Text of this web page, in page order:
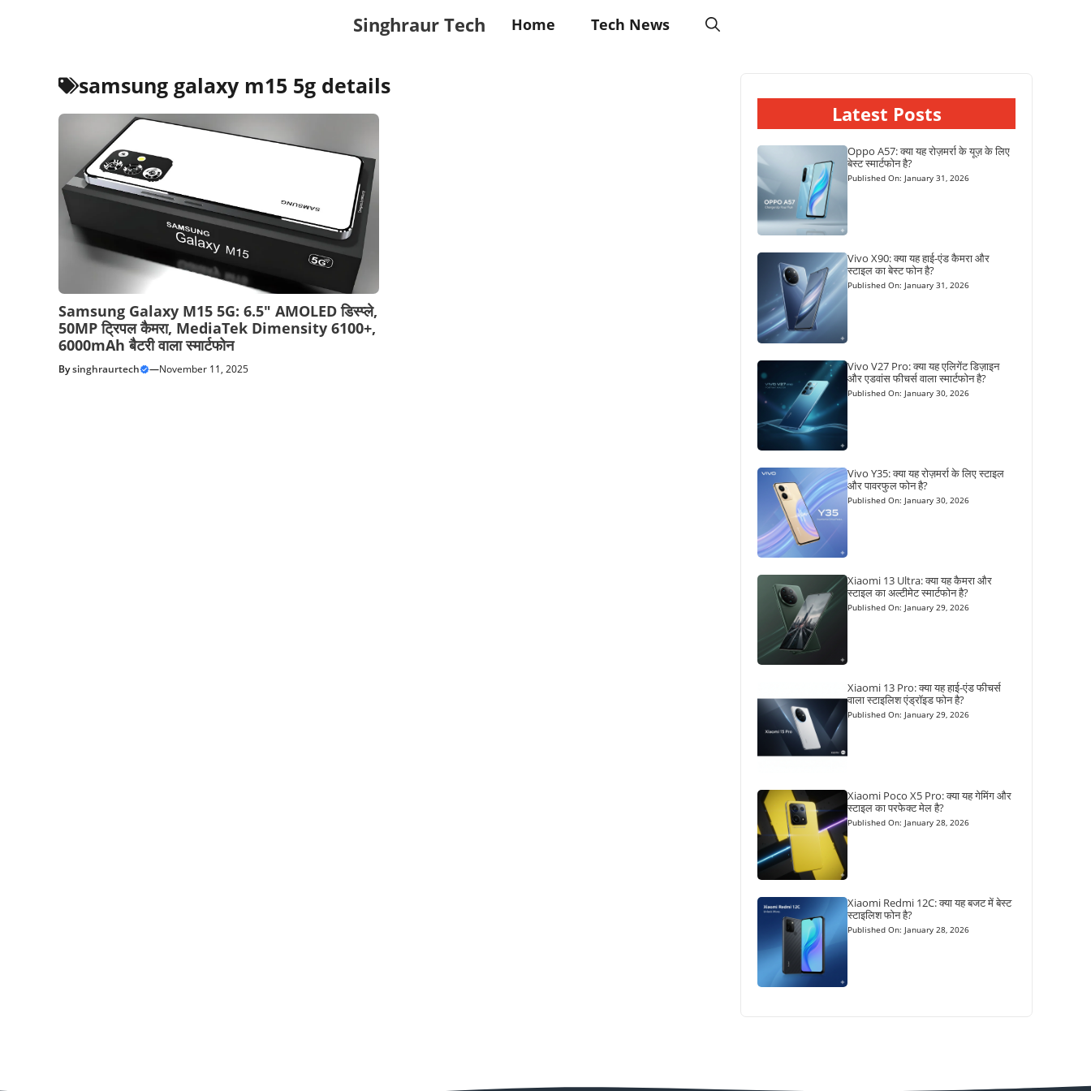
Singhraur Tech Home Tech News
samsung galaxy m15 5g details
Samsung Galaxy M15 5G: 6.5″ AMOLED डिस्प्ले,
50MP ट्रिपल कैमरा, MediaTek Dimensity 6100+,
6000mAh बैटरी वाला स्मार्टफोन
Bysinghraurtech —November 11, 2025
Latest Posts
Oppo A57: क्या यह रोज़मर्रा के यूज़ के लिए
बेस्ट स्मार्टफोन है?
Published On: January 31, 2026
Vivo X90: क्या यह हाई-एंड कैमरा और
स्टाइल का बेस्ट फोन है?
Published On: January 31, 2026
Vivo V27 Pro: क्या यह एलिगेंट डिज़ाइन
और एडवांस फीचर्स वाला स्मार्टफोन है?
Published On: January 30, 2026
Vivo Y35: क्या यह रोज़मर्रा के लिए स्टाइल
और पावरफुल फोन है?
Published On: January 30, 2026
Xiaomi 13 Ultra: क्या यह कैमरा और
स्टाइल का अल्टीमेट स्मार्टफोन है?
Published On: January 29, 2026
Xiaomi 13 Pro: क्या यह हाई-एंड फीचर्स
वाला स्टाइलिश एंड्रॉइड फोन है?
Published On: January 29, 2026
Xiaomi Poco X5 Pro: क्या यह गेमिंग और
स्टाइल का परफेक्ट मेल है?
Published On: January 28, 2026
Xiaomi Redmi 12C: क्या यह बजट में बेस्ट
स्टाइलिश फोन है?
Published On: January 28, 2026